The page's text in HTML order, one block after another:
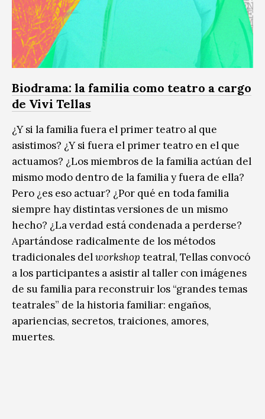
Biodrama: la familia como teatro a cargo
de Vivi Tellas
¿Y si la familia fuera el primer teatro al que
asistimos? ¿Y si fuera el primer teatro en el que
actuamos? ¿Los miembros de la familia actúan del
mismo modo dentro de la familia y fuera de ella?
Pero ¿es eso actuar? ¿Por qué en toda familia
siempre hay distintas versiones de un mismo
hecho? ¿La verdad está condenada a perderse?
Apartándose radicalmente de los métodos
tradicionales delworkshop teatral, Tellas convocó
a los participantes a asistir al taller con imágenes
de su familia para reconstruir los “grandes temas
teatrales” de la historia familiar: engaños,
apariencias, secretos, traiciones, amores,
muertes.